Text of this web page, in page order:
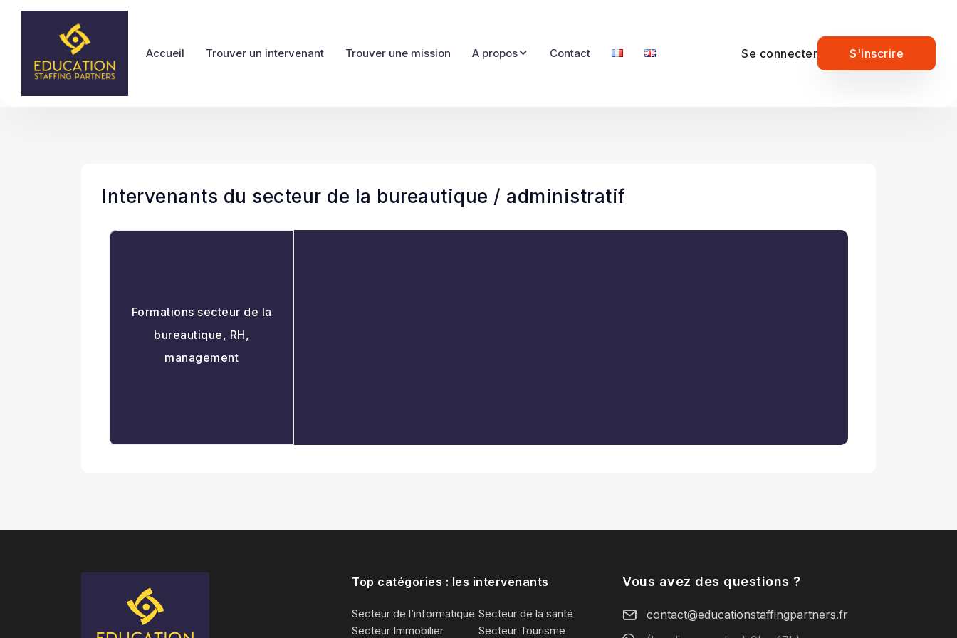
Accueil Trouver un intervenant Trouver une mission A propos Contact Se connecter S'inscrire
Intervenants du secteur de la bureautique / administratif
Formations secteur de la
bureautique, RH,
management
Top catégories : les intervenants
Secteur de l’informatique Secteur de la santé
Secteur Immobilier
Secteur Tourisme
Vous avez des questions ?
contact@educationstaffingpartners.fr